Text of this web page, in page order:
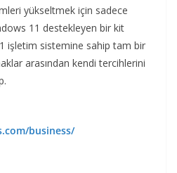
yükseltmek için sadece
11 destekleyen bir kit
işletim sistemine sahip tam bir
arasından kendi tercihlerini
business/